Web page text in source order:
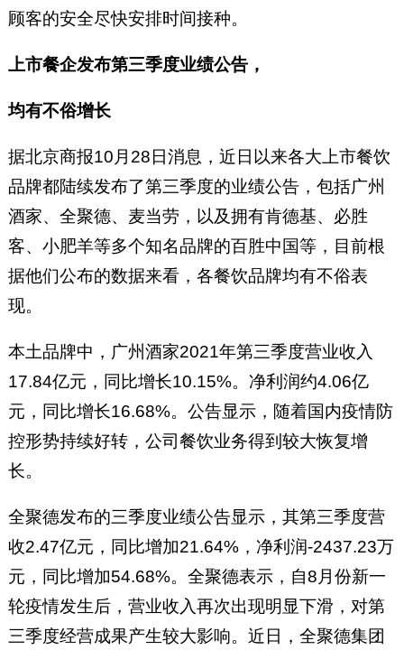
顾客的安全尽快安排时间接种。
上市餐企发布第三季度业绩公告，
均有不俗增长
据北京商报10月28日消息，近日以来各大上市餐饮
品牌都陆续发布了第三季度的业绩公告，包括广州
酒家、全聚德、麦当劳，以及拥有肯德基、必胜
客、小肥羊等多个知名品牌的百胜中国等，目前根
据他们公布的数据来看，各餐饮品牌均有不俗表
现。
本土品牌中，广州酒家2021年第三季度营业收入
17.84亿元，同比增长10.15%。净利润约4.06亿
元，同比增长16.68%。公告显示，随着国内疫情防
控形势持续好转，公司餐饮业务得到较大恢复增
长。
全聚德发布的三季度业绩公告显示，其第三季度营
收2.47亿元，同比增加21.64%，净利润-2437.23万
元，同比增加54.68%。全聚德表示，自8月份新一
轮疫情发生后，营业收入再次出现明显下滑，对第
三季度经营成果产生较大影响。近日，全聚德集团